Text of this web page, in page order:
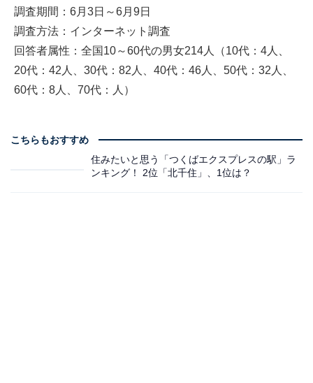
調査期間：6月3日～6月9日
調査方法：インターネット調査
回答者属性：全国10～60代の男女214人（10代：4人、
20代：42人、30代：82人、40代：46人、50代：32人、
60代：8人、70代：人）
こちらもおすすめ
住みたいと思う「つくばエクスプレスの駅」ラ
ンキング！ 2位「北千住」、1位は？